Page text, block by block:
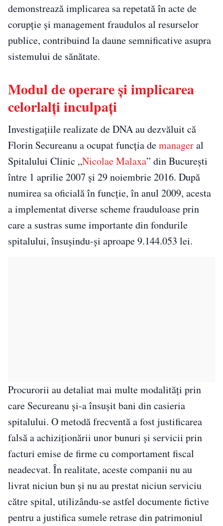
demonstrează implicarea sa repetată în acte de
corupție și management fraudulos al resurselor
publice, contribuind la daune semnificative asupra
sistemului de sănătate.
Modul de operare și implicarea
celorlalți inculpați
Investigațiile realizate de DNA au dezvăluit că
Florin Secureanu a ocupat funcția demanageral
Spitalului Clinic „Nicolae Malaxa” din București
între 1 aprilie 2007 și 29 noiembrie 2016. După
numirea sa oficială în funcție, în anul 2009, acesta
a implementat diverse scheme frauduloase prin
care a sustras sume importante din fondurile
spitalului, însușindu-și aproape 9.144.053 lei.
Procurorii au detaliat mai multe modalități prin
care Secureanu și-a însușit bani din casieria
spitalului. O metodă frecventă a fost justificarea
falsă a achiziționării unor bunuri și servicii prin
facturi emise de firme cu comportament fiscal
neadecvat. În realitate, aceste companii nu au
livrat niciun bun și nu au prestat niciun serviciu
către spital, utilizându-se astfel documente fictive
pentru a justifica sumele retrase din patrimoniul